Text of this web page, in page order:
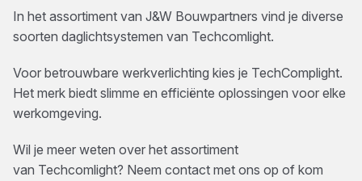
In het assortiment van J&W Bouwpartners vind je diverse
soorten daglichtsystemen van Techcomlight.
Voor betrouwbare werkverlichting kies je TechComplight.
Het merk biedt slimme en efficiënte oplossingen voor elke
werkomgeving.
Wil je meer weten over het assortiment
van Techcomlight? Neem contact met ons op of kom